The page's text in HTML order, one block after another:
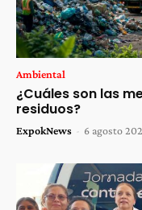
Ambiental
¿Cuáles son las
residuos?
ExpokNews - 6 agosto